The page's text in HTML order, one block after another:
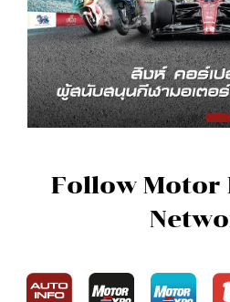
Follow Motor